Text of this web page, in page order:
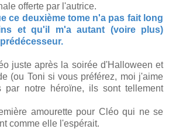
offerte par l'autrice.
ce deuxième tome n'a pas fait long
et qu'il m'a autant (voire plus)
juste après la soirée d'Halloween et
(ou Toni si vous préférez, moi j'aime
par notre héroïne, ils sont tellement
amourette pour Cléo qui ne se
comme elle l'espérait.